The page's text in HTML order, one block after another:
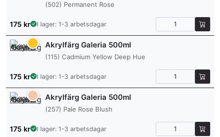
(502) Permanent Rose
175 kr I lager: 1-3 arbetsdagar
Akrylfärg Galeria 500ml
(115) Cadmium Yellow Deep Hue
175 kr I lager: 1-3 arbetsdagar
Akrylfärg Galeria 500ml
(257) Pale Rose Blush
175 kr I lager: 1-3 arbetsdagar